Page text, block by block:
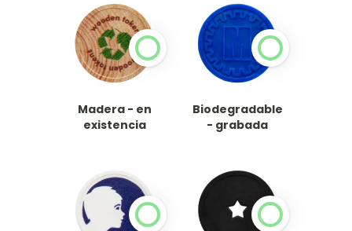
Madera - en
existencia
Biodegradable
- grabada